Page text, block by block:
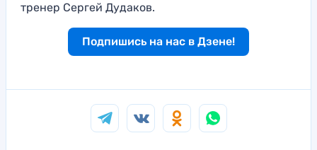
тренер Сергей Дудаков.
Подпишись на нас в Дзене!